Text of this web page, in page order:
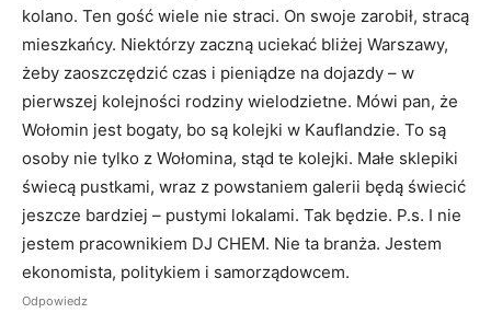
kolano. Ten gość wiele nie straci. On swoje zarobił, stracą
mieszkańcy. Niektórzy zaczną uciekać bliżej Warszawy,
żeby zaoszczędzić czas i pieniądze na dojazdy – w
pierwszej kolejności rodziny wielodzietne. Mówi pan, że
Wołomin jest bogaty, bo są kolejki w Kauflandzie. To są
osoby nie tylko z Wołomina, stąd te kolejki. Małe sklepiki
świecą pustkami, wraz z powstaniem galerii będą świecić
jeszcze bardziej – pustymi lokalami. Tak będzie. P.s. I nie
jestem pracownikiem DJ CHEM. Nie ta branża. Jestem
ekonomista, politykiem i samorządowcem.
Odpowiedz